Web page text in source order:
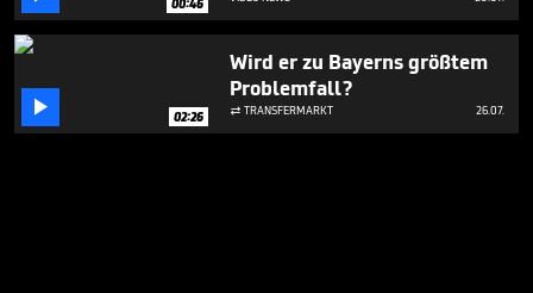
 02:26
Wird er zu Bayerns größtem
Problemfall?
 TRANSFERMARKT 26.07.